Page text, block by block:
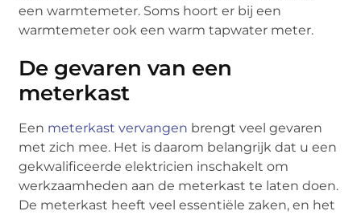
een warmtemeter. Soms hoort er bij een
warmtemeter ook een warm tapwater meter.
De gevaren van een
meterkast
Een meterkast vervangen brengt veel gevaren
met zich mee. Het is daarom belangrijk dat u een
gekwalificeerde elektricien inschakelt om
werkzaamheden aan de meterkast te laten doen.
De meterkast heeft veel essentiële zaken, en het